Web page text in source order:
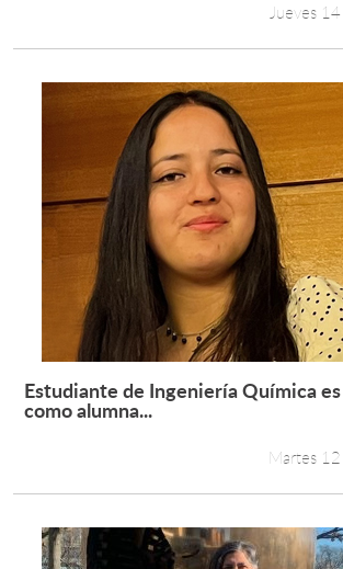
Jueves
Estudiante de Ingeniería Química
como alumna...
Martes